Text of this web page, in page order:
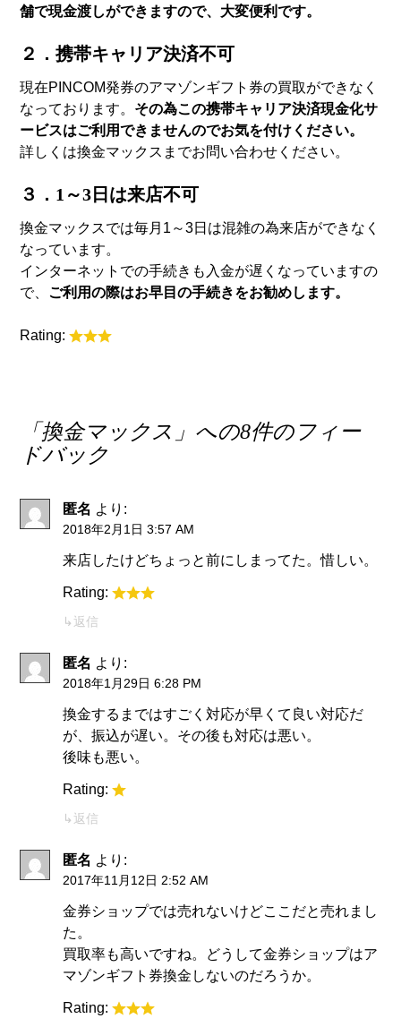
舗で現金渡しができますので、大変便利です。
２．携帯キャリア決済不可
現在PINCOM発券のアマゾンギフト券の買取ができなく
なっております。 その為この携帯キャリア決済現金化サ
ービスはご利用できませんのでお気を付けください。
詳しくは換金マックスまでお問い合わせください。
３．1～3日は来店不可
換金マックスでは毎月1～3日は混雑の為来店ができなく
なっています。
インターネットでの手続きも入金が遅くなっていますの
で、 ご利用の際はお早目の手続きをお勧めします。
Rating:
「 換金マックス 」への8件のフィー
ドバック
匿名 より:
2018年2月1日 3:57 AM
来店したけどちょっと前にしまってた。惜しい。
Rating:
返信
匿名 より:
2018年1月29日 6:28 PM
換金するまではすごく対応が早くて良い対応だ
が、振込が遅い。その後も対応は悪い。
後味も悪い。
Rating:
返信
匿名 より:
2017年11月12日 2:52 AM
金券ショップでは売れないけどここだと売れまし
た。
買取率も高いですね。どうして金券ショップはア
マゾンギフト券換金しないのだろうか。
Rating: